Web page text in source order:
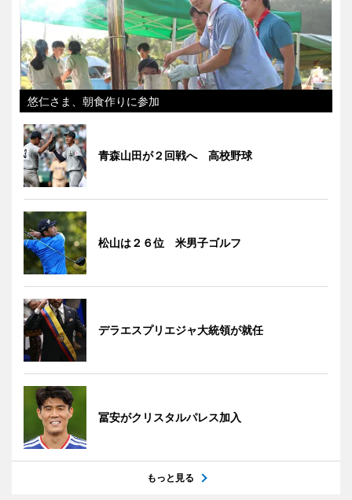
悠仁さま、朝食作りに参加
青森山田が２回戦へ 高校野球
松山は２６位 米男子ゴルフ
デラエスプリエジャ大統領が就任
冨安がクリスタルパレス加入
もっと見る